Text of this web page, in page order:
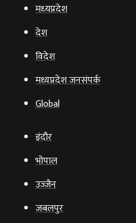
मध्‍यप्रदेश
देश
विदेश
मध्यप्रदेश जनसंपर्क
Global
इंदौर
भोपाल
उज्‍जैन
जबलपुर